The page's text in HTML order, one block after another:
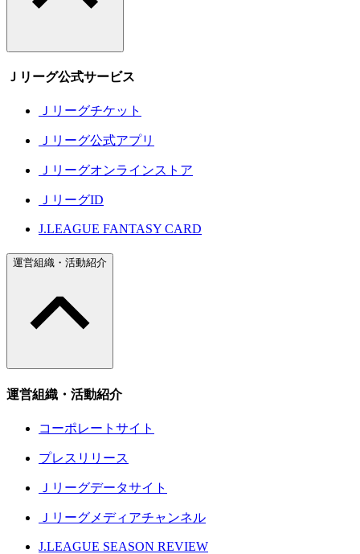
Ｊリーグ公式サービス
Ｊリーグチケット
Ｊリーグ公式アプリ
Ｊリーグオンラインストア
ＪリーグID
J.LEAGUE FANTASY CARD
運営組織・活動紹介
運営組織・活動紹介
コーポレートサイト
プレスリリース
Ｊリーグデータサイト
Ｊリーグメディアチャンネル
J.LEAGUE SEASON REVIEW